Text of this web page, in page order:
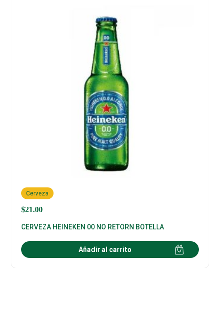
$21.00
Cerveza
CERVEZA HEINEKEN 00 NO RETORN BOTELLA
Añadir al carrito